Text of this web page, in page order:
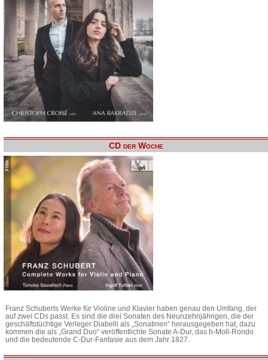
CD der Woche
Franz Schuberts Werke für Violine und Klavier haben genau den Umfang, der
auf zwei CDs passt. Es sind die drei Sonaten des Neunzehnjährigen, die der
geschäftstüchtige Verleger Diabelli als „Sonatinen“ herausgegeben hat, dazu
kommen die als „Grand Duo“ veröffentlichte Sonate A-Dur, das h-Moll-Rondo
und die bedeutende C-Dur-Fantasie aus dem Jahr 1827.